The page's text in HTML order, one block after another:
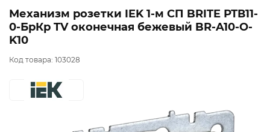
Механизм розетки IEK 1-м СП BRITE РТВ11-
0-БрКр TV оконечная бежевый BR-A10-O-
K10
Код товара: 103028